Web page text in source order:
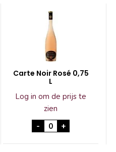
12x25cl aantal
Carte Noir Rosé 0,75
L
Log in om de prijs te
zien
- Carte Noir Rosé
+